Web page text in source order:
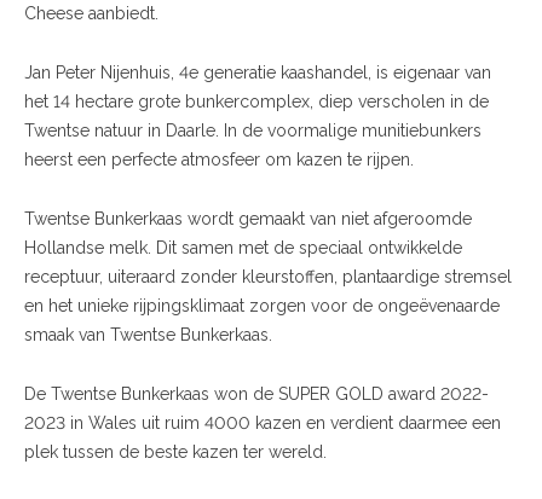
Cheese aanbiedt.
Jan Peter Nijenhuis, 4e generatie kaashandel, is eigenaar van
het 14 hectare grote bunkercomplex, diep verscholen in de
Twentse natuur in Daarle. In de voormalige munitiebunkers
heerst een perfecte atmosfeer om kazen te rijpen.
Twentse Bunkerkaas wordt gemaakt van niet afgeroomde
Hollandse melk. Dit samen met de speciaal ontwikkelde
receptuur, uiteraard zonder kleurstoffen, plantaardige stremsel
en het unieke rijpingsklimaat zorgen voor de ongeëvenaarde
smaak van Twentse Bunkerkaas.
De Twentse Bunkerkaas won de SUPER GOLD award 2022-
2023 in Wales uit ruim 4000 kazen en verdient daarmee een
plek tussen de beste kazen ter wereld.